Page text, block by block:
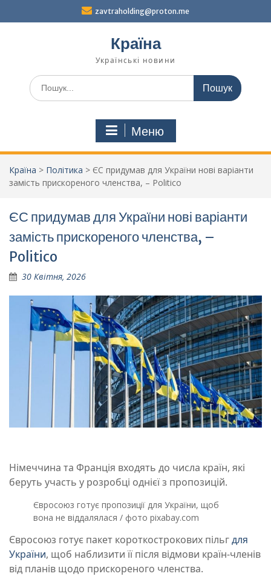
zavtraholding@proton.me
Країна
Українські новини
Шукати:
Меню
Країна > Політика > ЄС придумав для України нові варіанти
замість прискореного членства, – Politico
ЄС придумав для України нові варіанти
замість прискореного членства, –
Politico
30 Квітня, 2026
Німеччина та Франція входять до числа країн, які
беруть участь у розробці однієї з пропозицій.
Євросоюз готує пропозиції для України, щоб
вона не віддалялася / фото pixabay.com
Євросоюз готує пакет короткострокових пільгдля
України, щоб наблизити її після відмови країн-членів
від планів щодо прискореного членства.